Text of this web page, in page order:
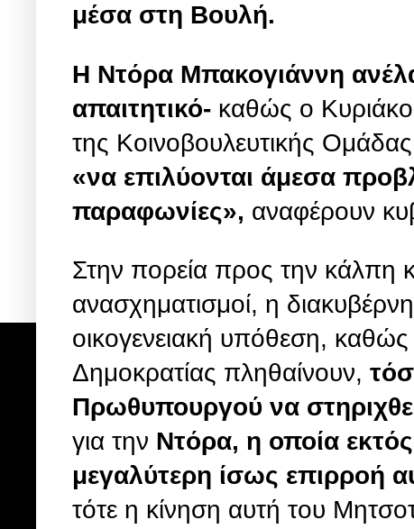
μέσα στη Βουλή.
Η Ντόρα Μπακογιάννη
απαιτητικό- καθώς ο
της Κοινοβουλευτικής
«να επιλύονται άμεσα
παραφωνίες», αναφέρουν
Στην πορεία προς την κάλπη
ανασχηματισμοί, η
οικογενειακή υπόθεση,
Δημοκρατίας πληθαίνουν,
Πρωθυπουργού να
για την Ντόρα, η οποία
μεγαλύτερη ίσως επιρροή
τότε η κίνηση αυτή του